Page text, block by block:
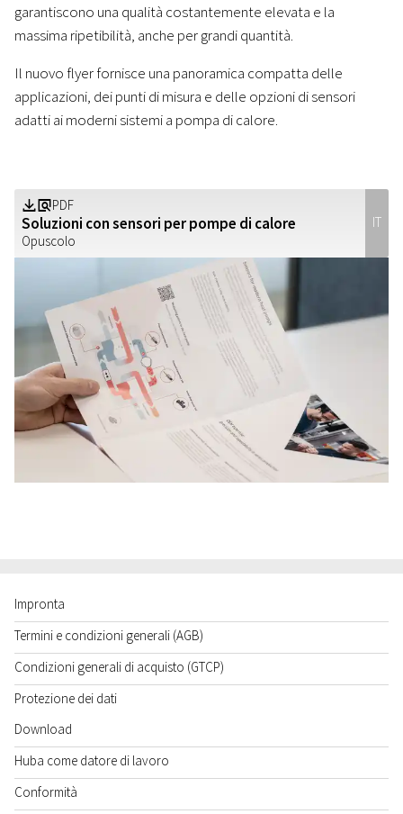
garantiscono una qualità costantemente elevata e la
massima ripetibilità, anche per grandi quantità.
Il nuovo flyer fornisce una panoramica compatta delle
applicazioni, dei punti di misura e delle opzioni di sensori
adatti ai moderni sistemi a pompa di calore.
IT
Soluzioni con sensori per pompe di calore
Opuscolo
Z aPDF
Impronta
Termini e condizioni generali (AGB)
Condizioni generali di acquisto (GTCP)
Protezione dei dati
Download
Huba come datore di lavoro
Conformità